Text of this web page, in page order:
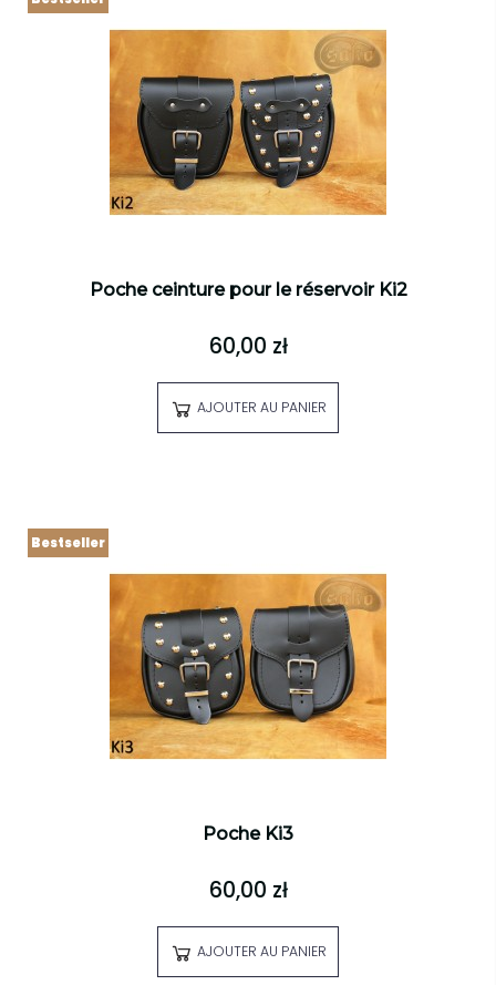
Poche ceinture pour le réservoir Ki2
60,00 zł
AJOUTER AU PANIER
Poche Ki3
60,00 zł
AJOUTER AU PANIER
Bestseller